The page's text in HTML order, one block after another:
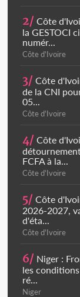
2/ Côte
la GESTOCI
numér...
Côte d'Ivoire
3/ Côte
de la CNI
05...
Côte d'Ivoire
4/ Côte
FCFA à la...
Côte d'Ivoire
5/ Côte
2026-2027,
d'éta...
Côte d'Ivoire
6/ Niger :
les
ré...
Niger